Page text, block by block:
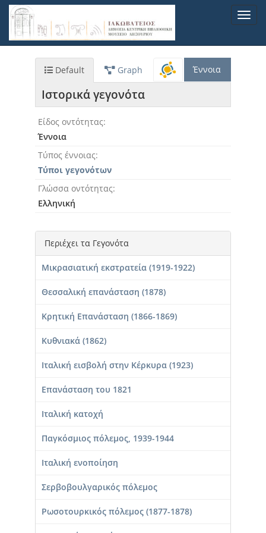
Παράκαμψη
προς
κυρίως
Default Graph Έννοια
Ιστορικά γεγονότα
Είδος οντότητας
Έννοια
Τύπος έννοιας
Τύποι γεγονότων
Γλώσσα οντότητας
Ελληνική
Περιέχει τα Γεγονότα
Μικρασιατική εκστρατεία (1919-1922)
Θεσσαλική επανάσταση (1878)
Κρητική Επανάσταση (1866-1869)
Κυθνιακά (1862)
Ιταλική εισβολή στην Κέρκυρα (1923)
Επανάσταση του 1821
Ιταλική κατοχή
Παγκόσμιος πόλεμος, 1939-1944
Ιταλική ενοποίηση
Σερβοβουλγαρικός πόλεμος
Ρωσοτουρκικός πόλεμος (1877-1878)